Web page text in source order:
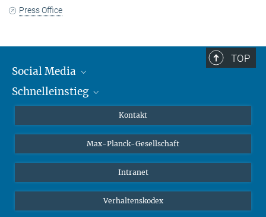
Press Office
TOP
Social Media
Mastodon
Schnelleinstieg
Studierende
Schüler*innen
Öffentlichkeit
Alumnae | Alumni
Kontakt
Max-Planck-Gesellschaft
Intranet
Verhaltenskodex